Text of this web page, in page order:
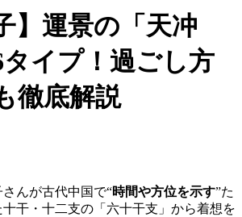
】運景の「天冲
イプ！過ごし方
徹底解説
さんが古代中国で“時間や方位を示す”た
干・十二支の「六十干支」から着想を